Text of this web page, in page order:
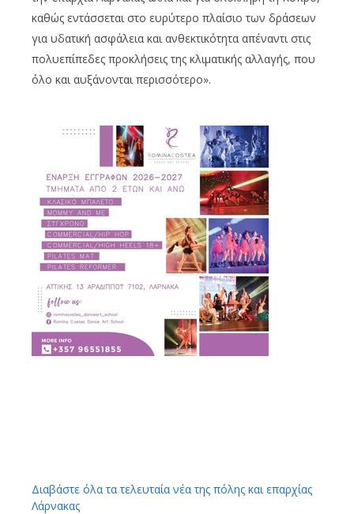
καθώς εντάσσεται στο ευρύτερο πλαίσιο των δράσεων
για υδατική ασφάλεια και ανθεκτικότητα απέναντι στις
πολυεπίπεδες προκλήσεις της κλιματικής αλλαγής, που
όλο και αυξάνονται περισσότερο».
Διαβάστε όλα τα τελευταία νέα της πόλης και επαρχίας
Λάρνακας